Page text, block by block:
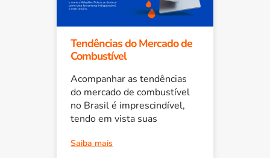
Tendências do Mercado de
Combustível
Acompanhar as tendências
do mercado de combustível
no Brasil é imprescindível,
tendo em vista suas
Saiba mais